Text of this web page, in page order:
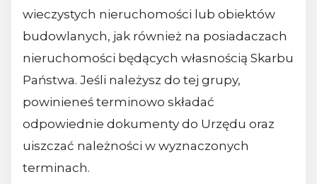
wieczystych nieruchomości lub obiektów
budowlanych, jak również na posiadaczach
nieruchomości będących własnością Skarbu
Państwa. Jeśli należysz do tej grupy,
powinieneś terminowo składać
odpowiednie dokumenty do Urzędu oraz
uiszczać należności w wyznaczonych
terminach.